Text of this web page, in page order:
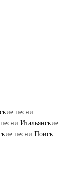
песни
Итальянские
песни Поиск